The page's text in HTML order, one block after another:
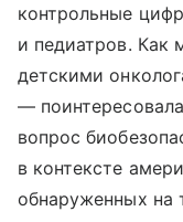
контрольные
и педиатров. Как
детскими
—
вопрос
в контексте
обнаруженных на